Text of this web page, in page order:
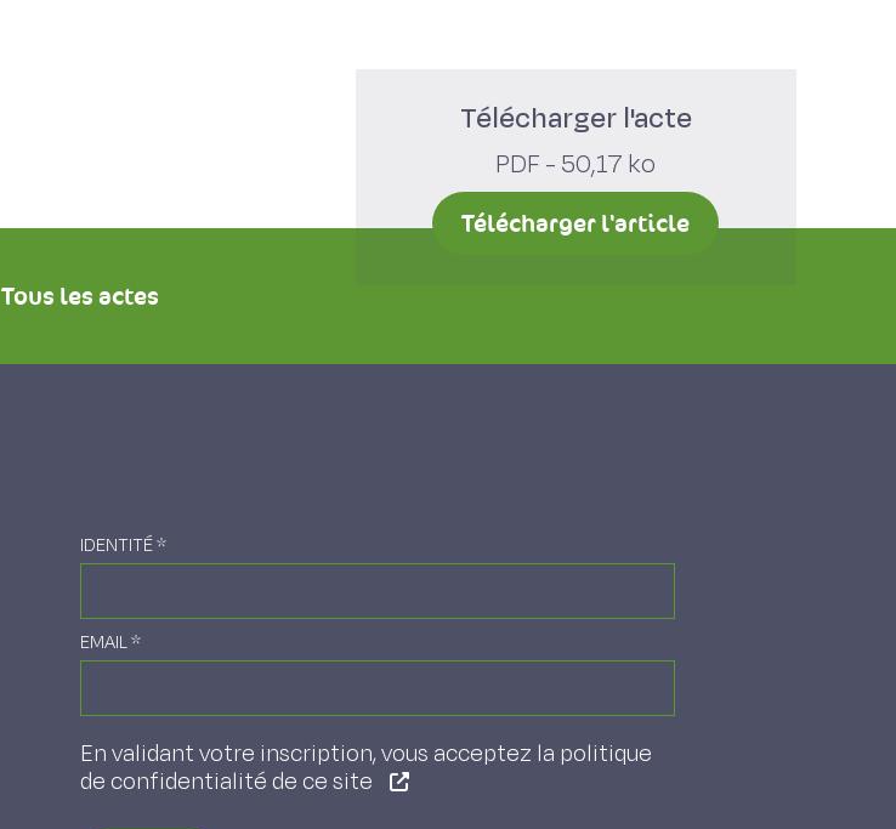
Télécharger l'acte
PDF - 50,17 ko
Télécharger l'article
Tous les actes
IDENTITÉ*
EMAIL*
En validant votre inscription, vous acceptez la politique
de confidentialité de ce site